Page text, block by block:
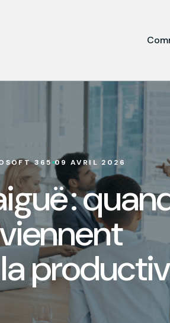
365 09 AVRIL 2026
:
la